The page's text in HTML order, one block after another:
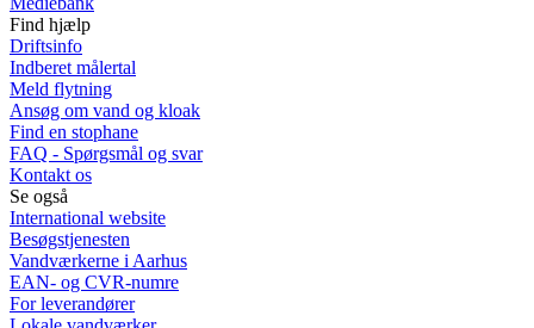
Find hjælp
Driftsinfo
Indberet målertal
Meld flytning
Ansøg om vand og kloak
Find en stophane
FAQ - Spørgsmål og svar
Kontakt os
Se også
International website
Besøgstjenesten
Vandværkerne i Aarhus
EAN- og CVR-numre
For leverandører